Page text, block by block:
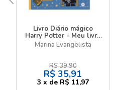
Livro Diário mágico
Harry Potter - Meu livro
Diário Mágico
Marina Evangelista
R$39,90
R$ 35,91
3 x de R$ 11,97